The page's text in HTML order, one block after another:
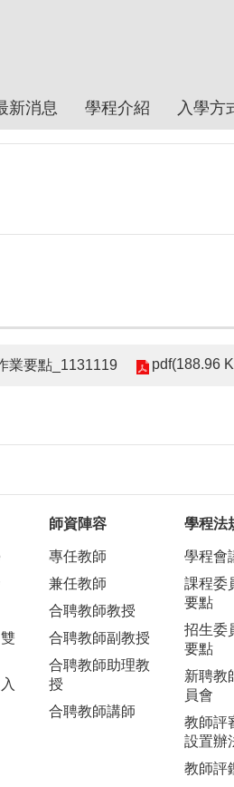
新消息 學程介紹 入學方
業要點_1131119 pdf(188.96
師資陣容
專任教師
兼任教師
合聘教師教授
合聘教師副教授
合聘教師助理教
授
合聘教師講師
學程法
學程會
課程委
要點
招生委
要點
新聘教
員會
教師評
設置辦
教師評